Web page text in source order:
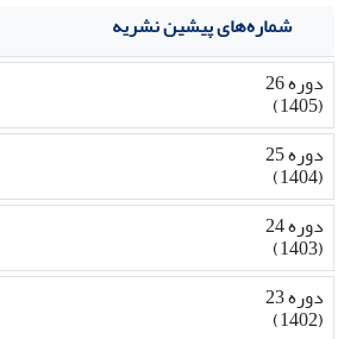
شماره‌های پیشین نشریه
دوره 26
(1405)
دوره 25
(1404)
دوره 24
(1403)
دوره 23
(1402)